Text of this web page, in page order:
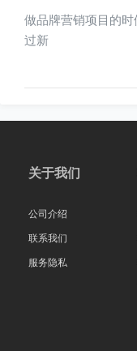
做品牌营销项目的
过新
关于我们
公司介绍
联系我们
服务隐私